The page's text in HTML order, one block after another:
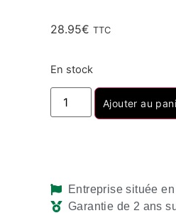
28.95€ TTC
En stock
Ajouter au
Entreprise située
Garantie de 2 ans